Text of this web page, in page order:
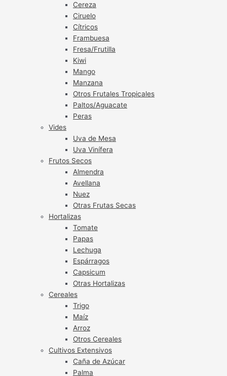
Cereza
Ciruelo
Cítricos
Frambuesa
Fresa/Frutilla
Kiwi
Mango
Manzana
Otros Frutales Tropicales
Paltos/Aguacate
Peras
Vides
Uva de Mesa
Uva Vinífera
Frutos Secos
Almendra
Avellana
Nuez
Otras Frutas Secas
Hortalizas
Tomate
Papas
Lechuga
Espárragos
Capsicum
Otras Hortalizas
Cereales
Trigo
Maíz
Arroz
Otros Cereales
Cultivos Extensivos
Caña de Azúcar
Palma